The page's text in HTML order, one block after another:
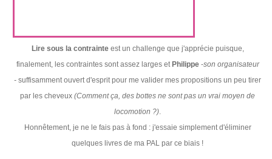
Lire sous la contrainteest un challenge que j'apprécie puisque,
finalement, les contraintes sont assez larges et Philippe-son organisateur
- suffisamment ouvert d'esprit pour me valider mes propositions un peu tirer
par les cheveux (Comment ça, des bottes ne sont pas un vrai moyen de
locomotion ?).
Honnêtement, je ne le fais pas à fond : j'essaie simplement d'éliminer
quelques livres de ma PAL par ce biais !